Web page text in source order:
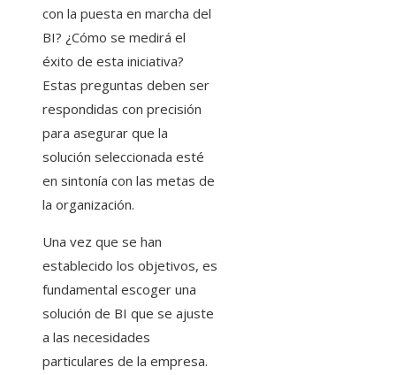
con la puesta en marcha del
BI? ¿Cómo se medirá el
éxito de esta iniciativa?
Estas preguntas deben ser
respondidas con precisión
para asegurar que la
solución seleccionada esté
en sintonía con las metas de
la organización.
Una vez que se han
establecido los objetivos, es
fundamental escoger una
solución de BI que se ajuste
a las necesidades
particulares de la empresa.